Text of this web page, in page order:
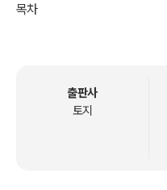
목차
출판사
토지